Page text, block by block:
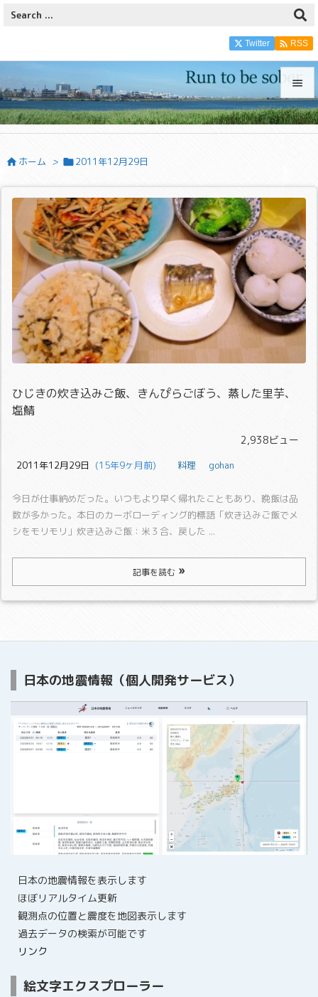



前へ

次へ

検索
Twitter  RSS
 ホーム > 2011年12月29日
ひじきの炊き込みご飯、きんぴらごぼう、蒸した里芋、
塩鯖
2,938ビュー
2011年12月29日
  (15年9ヶ月前)
料理 gohan
今日が仕事納めだった。いつもより早く帰れたこともあり、晩飯は品
数が多かった。 本日のカーボローディング的標語「炊き込みご飯でメ
シをモリモリ」 炊き込みご飯：米３合、戻した ...
記事を読む
日本の地震情報（個人開発サービス）
日本の地震情報を表示します
ほぼリアルタイム更新
観測点の位置と震度を地図表示します
過去データの検索が可能です
リンク
絵文字エクスプローラー